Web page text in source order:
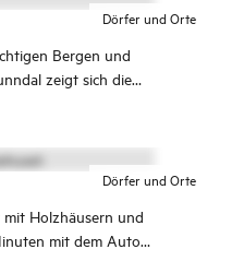
Dörfer und Orte
Bergen und
zeigt sich die
Naturliebhaber.
Dörfer und Orte
Holzhäusern und
mit dem Auto